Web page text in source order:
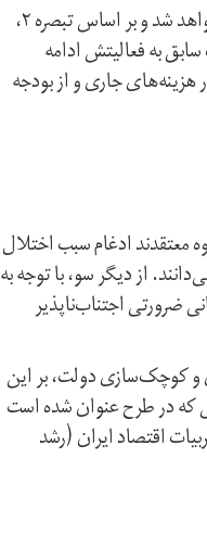
همچنین بر اساس تبصره ۱ این طرح، اختیارات وزارت بازرگانی سابق به وزارتخانه جدید منتقل خواهد شد و بر اساس تبصره ۲،
به فعالیتش ادامه
در هزینه‌های جاری و از بودجه
معتقدند ادغام سبب اختلال
از دیگر سو، با توجه به
ضرورتی اجتناب‌ناپذیر
و کوچک‌سازی دولت، بر این
که در طرح عنوان شده است
اقتصاد ایران (رشد